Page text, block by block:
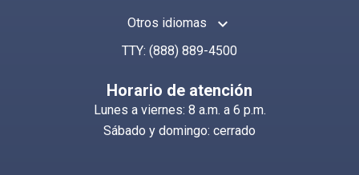
Otros idiomas keyboard_arrow_up
TTY: (888) 889-4500
Horario de atención
Lunes a viernes: 8 a.m. a 6 p.m.
Sábado y domingo: cerrado